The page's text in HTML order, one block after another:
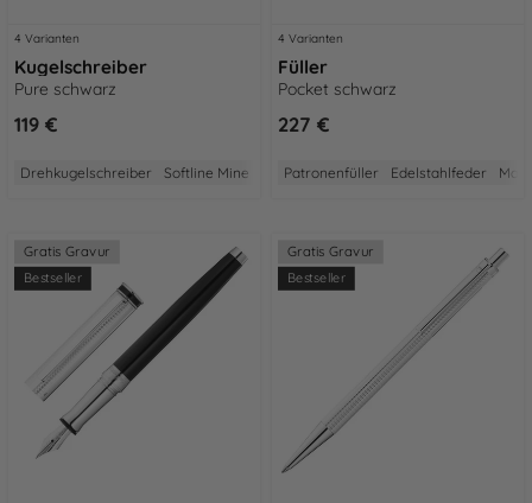
4 Varianten
Kugelschreiber
Pure schwarz
119 €
Drehkugelschreiber Softline Mine Designed in Belgium 2 Jahre Garantie
4 Varianten
Füller
Pocket schwarz
227 €
Patronenfüller Edelstahlfeder
Gratis Gravur
Bestseller
Gratis Gravur
Bestseller